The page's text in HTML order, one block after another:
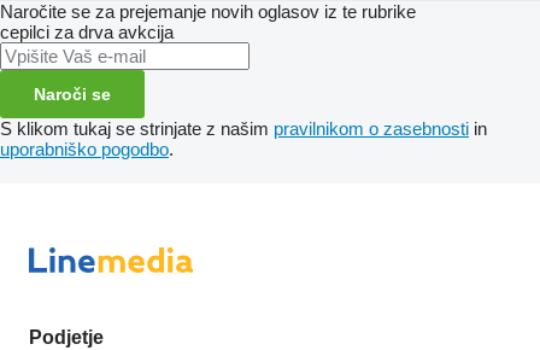
Naročite se za prejemanje novih oglasov iz te rubrike
cepilci za drva avkcija
Naroči se
S klikom tukaj se strinjate z našim pravilnikom o zasebnosti in
uporabniško pogodbo.
Podjetje